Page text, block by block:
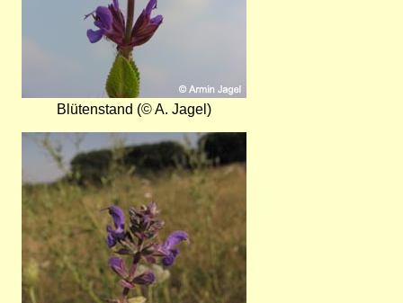
Blütenstand (© A. Jagel)
Bild